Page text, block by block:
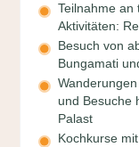
Teilnahme an
Aktivitäten:
Besuch von
Bungamati
und Besuche
Palast
Kochkurse